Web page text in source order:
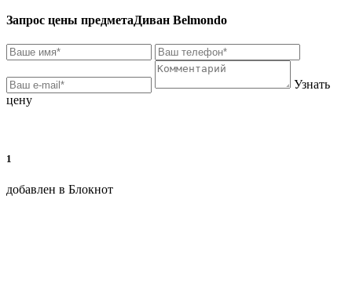
Запрос цены предметаДиван Belmondo
Узнать
цену
1
добавлен в Блокнот